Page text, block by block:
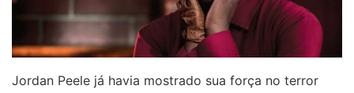
Jordan Peele já havia mostrado sua força no terror